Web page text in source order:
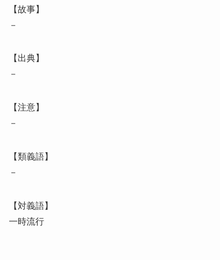
【故事】
－
【出典】
－
【注意】
－
【類義語】
－
【対義語】
一時流行